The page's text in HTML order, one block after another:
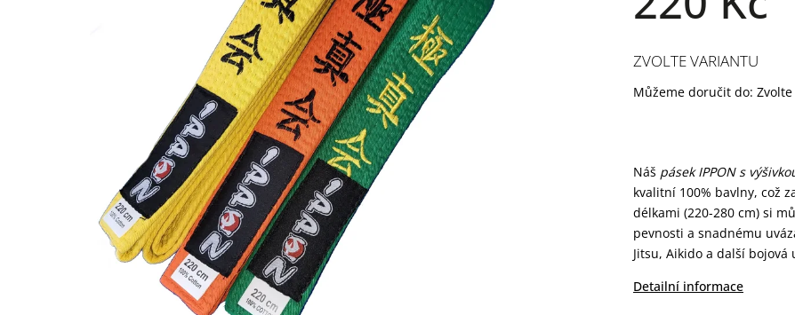
Náš pásek IPPON s
kvalitní 100% bavlny, což
délkami (220-280 cm) si
pevnosti a snadnému
Jitsu, Aikido a další bojová
Detailní informace
ZVOLTE VARIANTU
Můžeme doručit do: